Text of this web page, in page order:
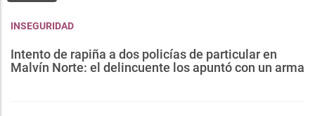
INSEGURIDAD
Intento de rapiña a dos policías de particular en
Malvín Norte: el delincuente los apuntó con un arma